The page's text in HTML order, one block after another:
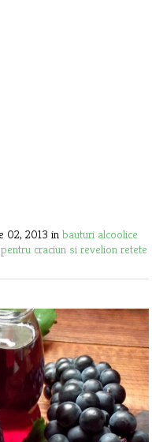
02, 2013 in bauturi alcoolice
craciun si revelion retete